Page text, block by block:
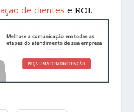
de clientes e ROI.